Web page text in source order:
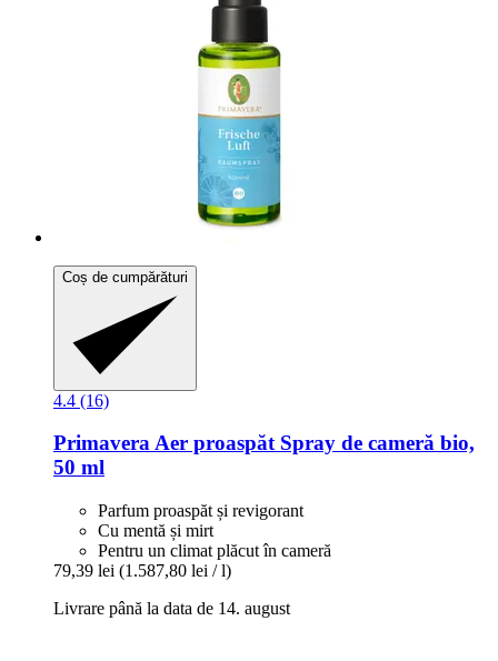
Coș de cumpărături
4.4 (16)
PrimaveraAer proaspăt Spray de cameră bio,
50 ml
Parfum proaspăt și revigorant
Cu mentă și mirt
Pentru un climat plăcut în cameră
79,39 lei (1.587,80 lei / l)
Livrare până la data de 14. august